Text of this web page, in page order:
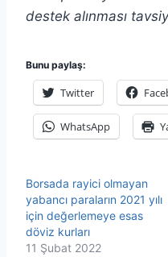
destek alınması
Bunu paylaş:
Twitter
WhatsApp
Borsada rayici olmayan
yabancı paraların 2021 yılı
için değerlemeye esas
döviz kurları
11 Şubat 2022